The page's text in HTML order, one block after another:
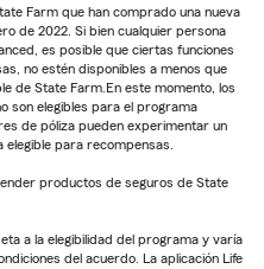
Farm que han comprado una nueva
de 2022. Si bien cualquier persona
es posible que ciertas funciones
no estén disponibles a menos que
de State Farm.En este momento, los
son elegibles para el programa
de póliza pueden experimentar un
para recompensas.
productos de seguros de State
a la elegibilidad del programa y varía
del acuerdo. La aplicación Life